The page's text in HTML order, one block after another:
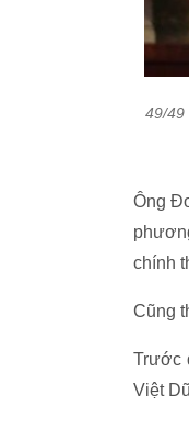
49/49
Ông
chính
Cũng
Trước
Việt